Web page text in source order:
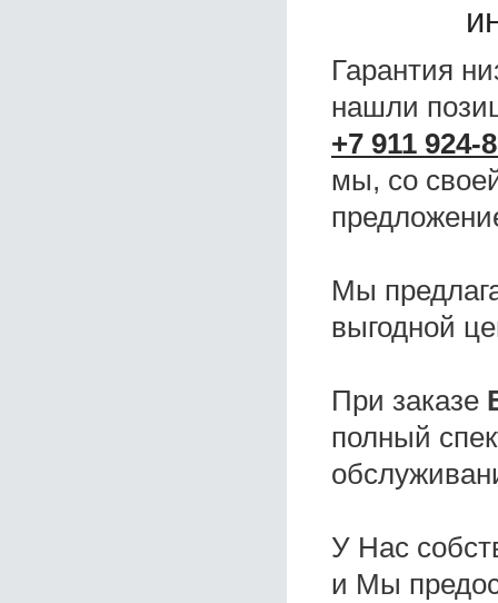
Гарантия
нашли
+7 911 924-
мы, со
Мы
выгодной
При заказе
полный
У Нас
и Мы